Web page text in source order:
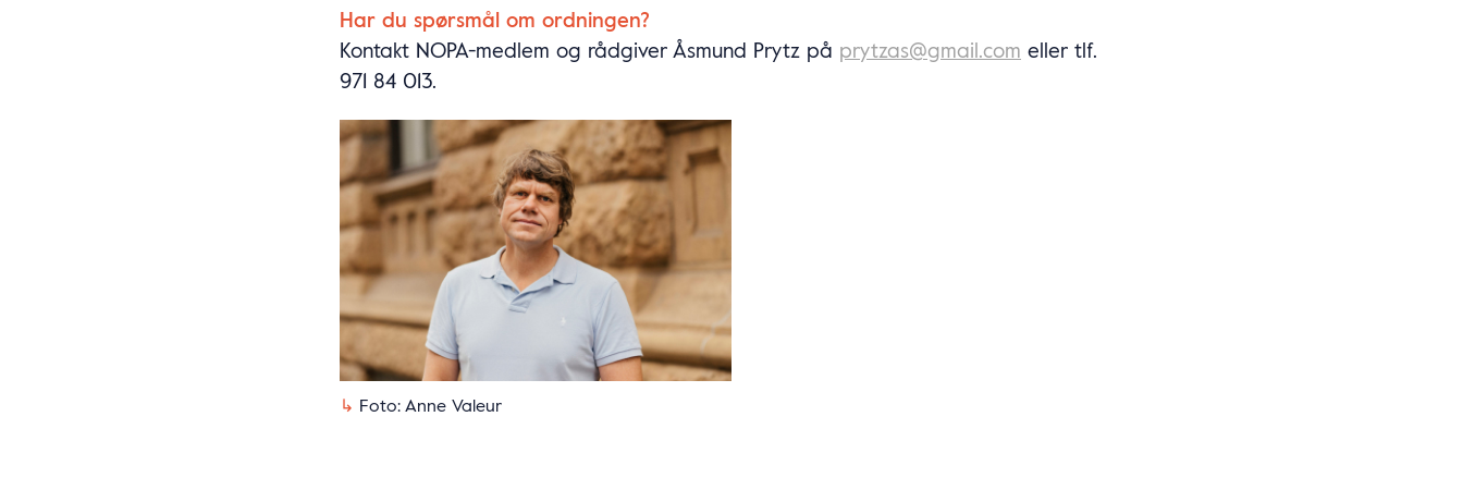
Har du spørsmål om ordningen?
Kontakt NOPA-medlem og rådgiver Åsmund Prytz på prytzas@gmail.com eller tlf.
971 84 013.
Foto: Anne Valeur